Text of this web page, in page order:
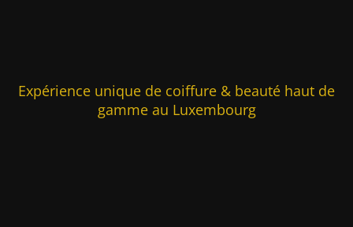
Expérience unique de coiffure & beauté haut de
gamme au Luxembourg